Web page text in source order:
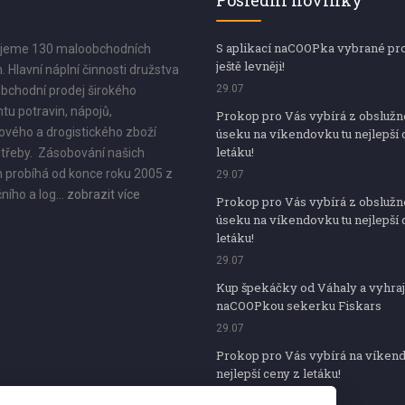
130 maloobchodních
Hlavní náplní činnosti družstva
prodej širokého
potravin, nápojů,
a drogistického zboží
Zásobování našich
probíhá od konce roku 2005 z
a log... zobrazit více
S aplikací naCOOPka vybrané
ještě levněji!
29.07
Prokop pro Vás vybírá z
úseku na víkendovku tu nejlepší
letáku!
29.07
Prokop pro Vás vybírá z
úseku na víkendovku tu nejlepší
letáku!
29.07
Kup špekáčky od Váhaly a
naCOOPkou sekerku Fiskars
29.07
Prokop pro Vás vybírá na
nejlepší ceny z letáku!